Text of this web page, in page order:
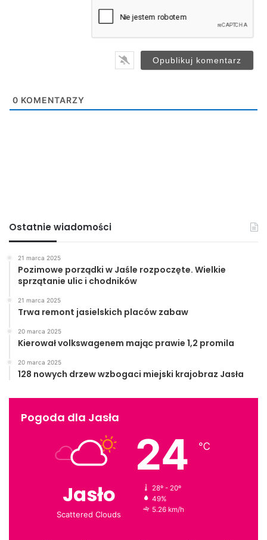
0 KOMENTARZY
Ostatnie wiadomości
21 marca 2025
Pozimowe porządki w Jaśle rozpoczęte. Wielkie
sprzątanie ulic i chodników
21 marca 2025
Trwa remont jasielskich placów zabaw
20 marca 2025
Kierował volkswagenem mając prawie 1,2 promila
20 marca 2025
128 nowych drzew wzbogaci miejski krajobraz Jasła
Pogoda dla Jasła
Jasło
Scattered Clouds
24 ℃
28º - 20º
49%
5.26 km/h